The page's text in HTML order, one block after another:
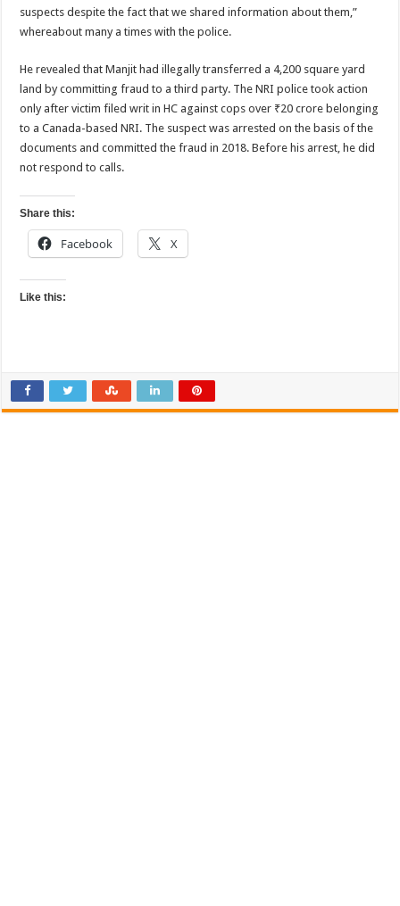
suspects despite the fact that we shared information about them,”
whereabout many a times with the police.
He revealed that Manjit had illegally transferred a 4,200 square yard
land by committing fraud to a third party. The NRI police took action
only after victim filed writ in HC against cops over ₹20 crore belonging
to a Canada-based NRI. The suspect was arrested on the basis of the
documents and committed the fraud in 2018. Before his arrest, he did
not respond to calls.
Share this:
Facebook X
Like this: